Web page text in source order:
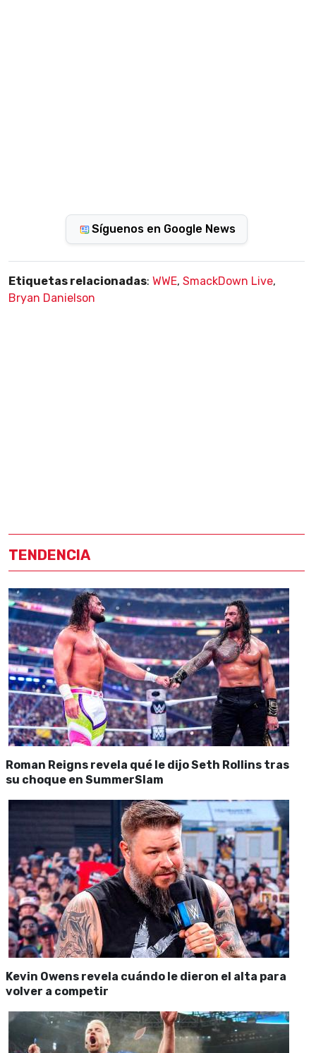
Síguenos en Google News
Etiquetas relacionadas: WWE, SmackDown Live,
Bryan Danielson
TENDENCIA
Roman Reigns revela qué le dijo Seth Rollins tras
su choque en SummerSlam
Kevin Owens revela cuándo le dieron el alta para
volver a competir